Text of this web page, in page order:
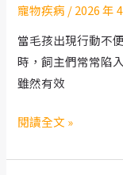
麼
情
況
需
股
頭
寵物疾病 /2026 年
當毛孩出現行動不
時，飼主們常常陷
雖然有效
毛
癱
閱讀全文 »